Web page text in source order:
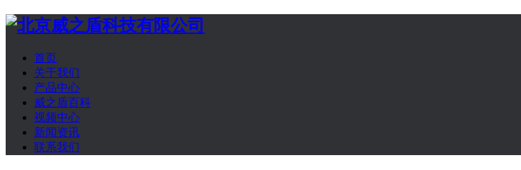
首页
关于我们
产品中心
威之盾百科
视频中心
新闻资讯
联系我们